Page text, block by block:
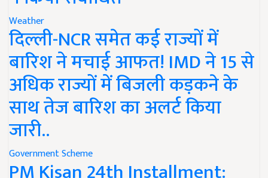
Weather
दिल्ली-NCR समेत कई राज्यों में
बारिश ने मचाई आफत! IMD ने 15 से
अधिक राज्यों में बिजली कड़कने के
साथ तेज बारिश का अलर्ट किया
जारी..
Government Scheme